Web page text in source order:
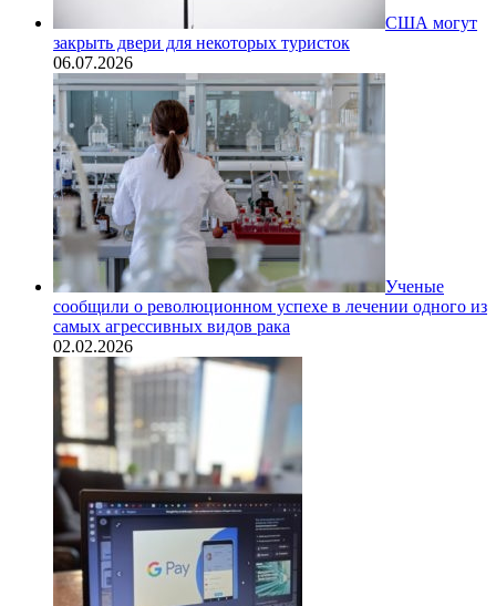
США могут
закрыть двери для некоторых туристок
06.07.2026
Ученые
сообщили о революционном успехе в лечении одного из
самых агрессивных видов рака
02.02.2026